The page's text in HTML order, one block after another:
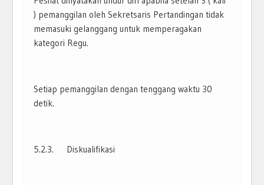
) pemanggilan oleh Sekretsaris Pertandingan tidak
memasuki gelanggang untuk memperagakan
kategori Regu.
Setiap pemanggilan dengan tenggang waktu 30
detik.
5.2.3. Diskualifikasi